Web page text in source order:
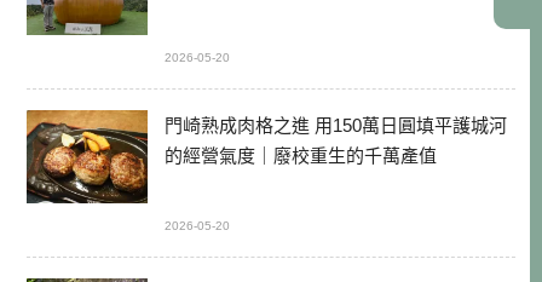
2026-05-20
門崎熟成肉格之進 用150萬日圓填平護城河
的經營氣度｜廢校重生的千萬產值
2026-05-20